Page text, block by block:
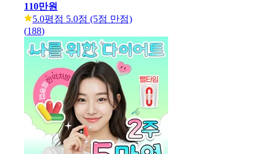
110만원
5.0평점 5.0점 (5점 만점)
(188)